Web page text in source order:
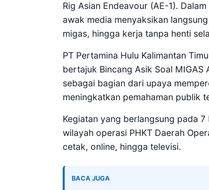
Rig Asian Endeavour (AE-1).
awak media menyaksikan
migas, hingga kerja tanpa henti
PT Pertamina Hulu Kalimantan
bertajuk Bincang Asik Soal MIGAS
sebagai bagian dari upaya
meningkatkan pemahaman publik
Kegiatan yang berlangsung pada
wilayah operasi PHKT Daerah
cetak, online, hingga televisi.
BACA JUGA